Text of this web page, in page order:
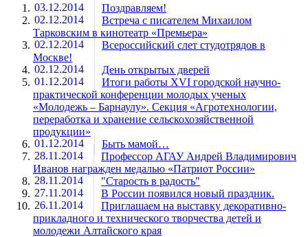
03.12.2014
Поздравляем!
02.12.2014
Встреча с писателем Михаилом
Тарковским в кинотеатр «Премьера»
02.12.2014
Всероссийский слет студотрядов в
Москве!
02.12.2014
День открытых дверей
01.12.2014
Итоги работы XVI городской научно-
практической конференции молодых ученых
«Молодежь – Барнаулу». Секция «Агротехнологии,
переработка и хранение сельскохозяйственной
продукции»
01.12.2014
Быть мамой…
28.11.2014
Профессор АГАУ Андрей Владимирович
Иванов награжден медалью «Патриот России»
28.11.2014
"Старость в радость"
27.11.2014
В России появился новый праздник.
26.11.2014
Приглашаем на выставку декоративно-
прикладного и технического творчества детей и
молодежи Алтайского края